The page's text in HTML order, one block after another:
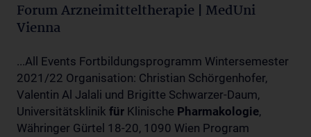
Forum Arzneimitteltherapie | MedUni
Vienna
...All Events Fortbildungsprogramm Wintersemester
2021/22 Organisation: Christian Schörgenhofer,
Valentin Al Jalali und Brigitte Schwarzer-Daum,
Universitätsklinik für Klinische Pharmakologie,
Währinger Gürtel 18-20, 1090 Wien Program